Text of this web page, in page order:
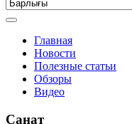
Главная
Новости
Полезные статьи
Обзоры
Видео
Санат